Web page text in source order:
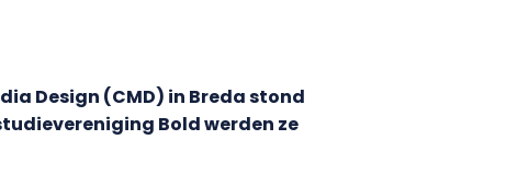
Design (CMD) in Breda stond
Bold werden ze